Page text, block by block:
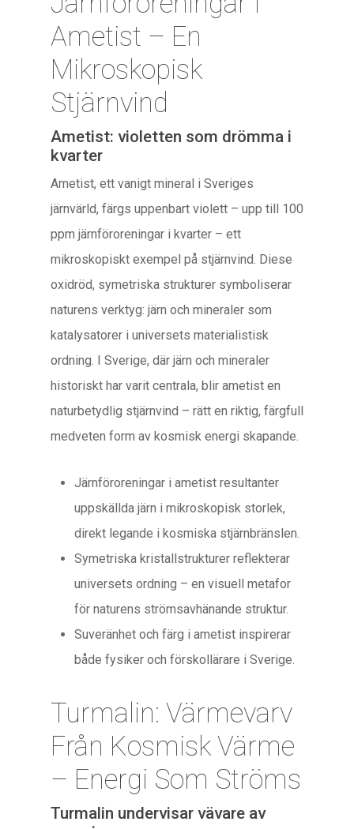
Ametist – En
Mikroskopisk
Stjärnvind
Ametist: violetten som drömma i
kvarter
Ametist, ett vanigt mineral i Sveriges
järnvärld, färgs uppenbart violett – upp till 100
ppm järnföroreningar i kvarter – ett
mikroskopiskt exempel på stjärnvind. Diese
oxidröd, symetriska strukturer symboliserar
naturens verktyg: järn och mineraler som
katalysatorer i universets materialistisk
ordning. I Sverige, där järn och mineraler
historiskt har varit centrala, blir ametist en
naturbetydlig stjärnvind – rätt en riktig, färgfull
medveten form av kosmisk energi skapande.
Järnföroreningar i ametist resultanter
uppskällda järn i mikroskopisk storlek,
direkt legande i kosmiska stjärnbränslen.
Symetriska kristallstrukturer reflekterar
universets ordning – en visuell metafor
för naturens strömsavhänande struktur.
Suveränhet och färg i ametist inspirerar
både fysiker och förskollärare i Sverige.
Turmalin: Värmevarv
Från Kosmisk Värme
– Energi Som Ströms
Turmalin undervisar vävare av